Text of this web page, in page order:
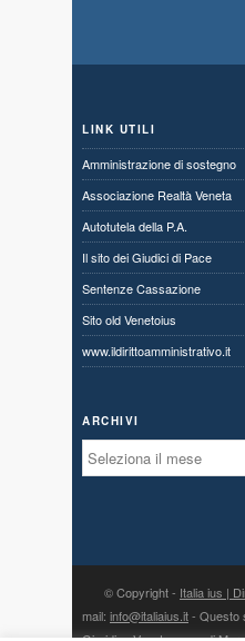
LINK UTILI
Amministrazione di sostegno
Associazione Realtà Veneta
Autotutela della P.A.
Il sito dei Giudici di Pace
Sentenze Cassazione
Sito old Venetoius
www.ildirittoamministrativo.it
ARCHIVI
Archivi
© Copyright - Italia ius |
mail: info@italiaius.it- Questo